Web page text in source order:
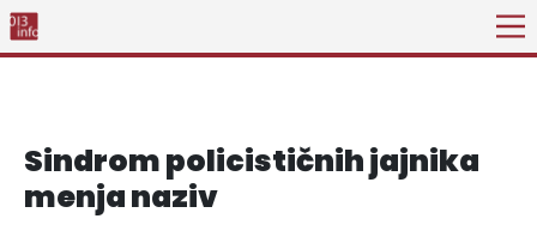
Sindrom policističnih jajnika
menja naziv